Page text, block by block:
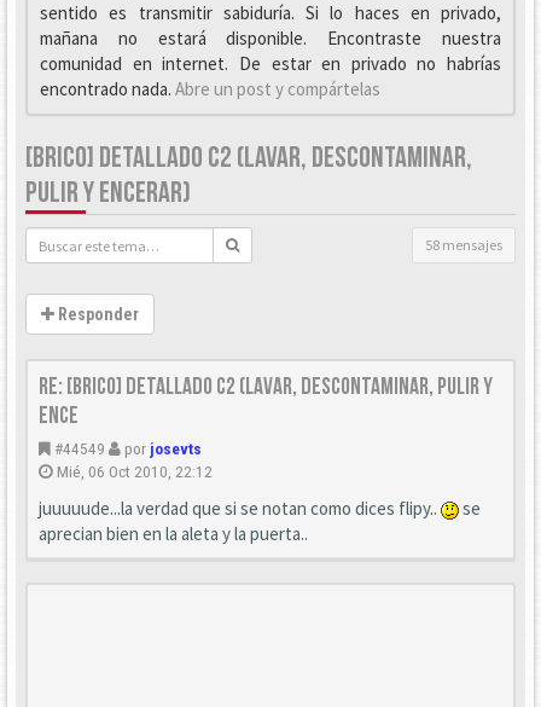
sentido es transmitir sabiduría. Si lo haces en privado,
mañana no estará disponible. Encontraste nuestra
comunidad en internet. De estar en privado no habrías
encontrado nada. Abre un post y compártelas
[BRICO] DETALLADO C2 (LAVAR, DESCONTAMINAR,
PULIR Y ENCERAR)
58 mensajes
Responder
Re: [Brico] Detallado C2 (Lavar, descontaminar, pulir y
ence
#44549 por josevts
Mié, 06 Oct 2010, 22:12
juuuuude...la verdad que si se notan como dices flipy..
se
aprecian bien en la aleta y la puerta..